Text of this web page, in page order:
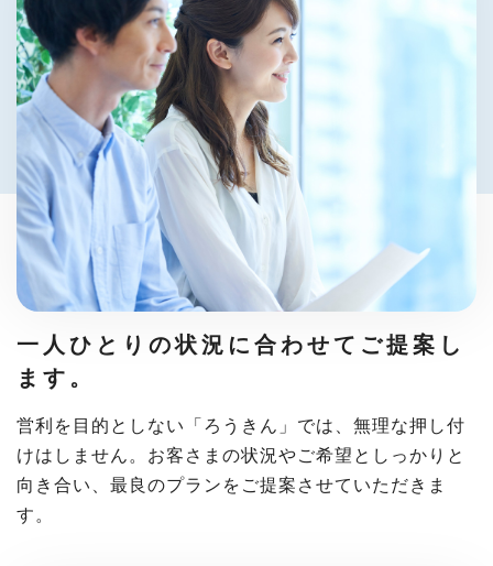
一人ひとりの状況に合わせて ご提案し
ます。
営利を目的としない「ろうきん」では、無理な押し付
けはしません。お客さまの状況やご希望としっかりと
向き合い、最良のプランをご提案させていただきま
す。